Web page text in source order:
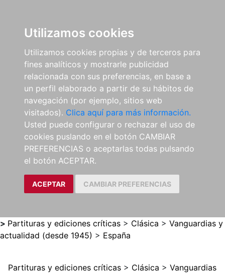
Utilizamos cookies
Utilizamos cookies propias y de terceros para
fines analíticos y mostrarle publicidad
relacionada con sus preferencias, en base a
un perfil elaborado a partir de su hábitos de
navegación (por ejemplo, sitios web
visitados). Clica aquí para más información.
Usted puede configurar o rechazar el uso de
cookies puslando en el botón CAMBIAR
PREFERENCIAS o aceptarlas todas pulsando
el botón ACEPTAR.
ACEPTAR CAMBIAR PREFERENCIAS
> Partituras y ediciones críticas > Clásica > Vanguardias y
actualidad (desde 1945) > España
Partituras y ediciones críticas > Clásica > Vanguardias